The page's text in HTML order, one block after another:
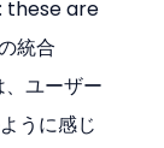
these are
統合
ユーザー
うに感じ